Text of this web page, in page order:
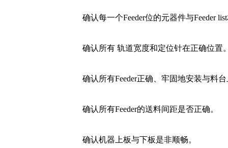
确认每一个Feeder位的元器件与Feeder
确认所有 轨道宽度和定位针在正确位置
确认所有Feeder正确、牢固地安装与料
确认所有Feeder的送料间距是否正确。
确认机器上板与下板是非顺畅。